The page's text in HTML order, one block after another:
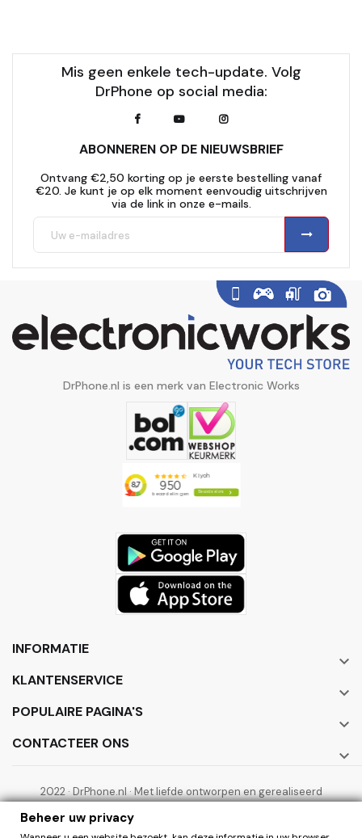
Mis geen enkele tech-update. Volg
DrPhone op social media:
ABONNEREN OP DE NIEUWSBRIEF
Ontvang €2,50 korting op je eerste bestelling vanaf
€20. Je kunt je op elk moment eenvoudig uitschrijven
via de link in onze e-mails.
DrPhone.nl is een merk van Electronic Works
INFORMATIE

KLANTENSERVICE

POPULAIRE PAGINA'S

CONTACTEER ONS

2022 · DrPhone.nl · Met liefde ontworpen en gerealiseerd
Beheer uw privacy